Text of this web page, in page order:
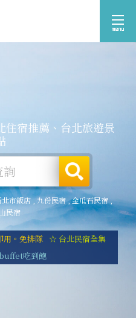
住宿推薦、台北旅遊景
北市飯店,九份民宿,金瓜石民宿,
民宿
用。免排隊 ☆ 台北民宿全集
吃到飽